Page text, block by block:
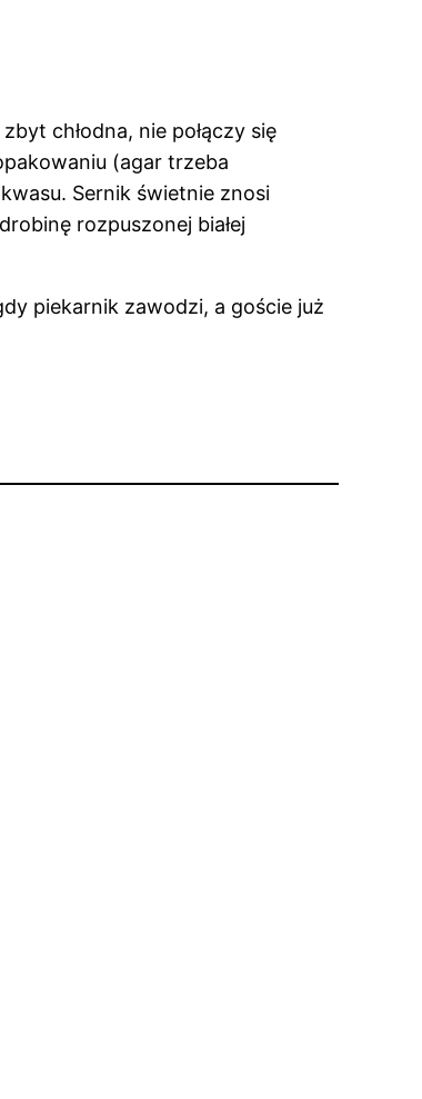
chłodna, nie połączy się
(agar trzeba
Sernik świetnie znosi
rozpuszonej białej
piekarnik zawodzi, a goście już